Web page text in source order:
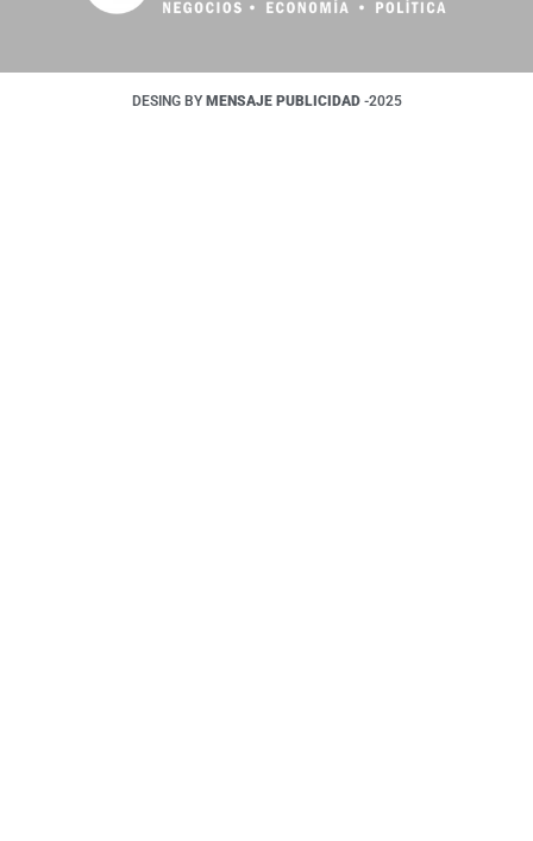
DESING BY MENSAJE PUBLICIDAD -2025